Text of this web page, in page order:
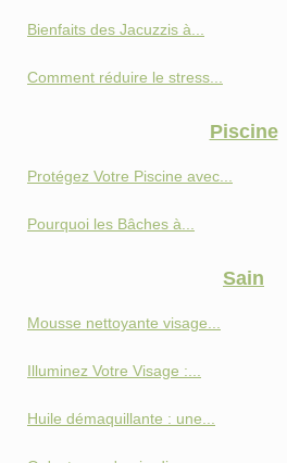
Bienfaits des Jacuzzis à...
Comment réduire le stress...
Piscine
Protégez Votre Piscine avec...
Pourquoi les Bâches à...
Sain
Mousse nettoyante visage...
Illuminez Votre Visage :...
Huile démaquillante : une...